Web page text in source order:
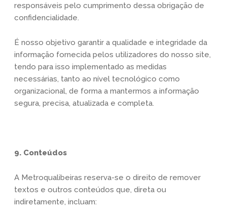
responsáveis pelo cumprimento dessa obrigação de
confidencialidade.
É nosso objetivo garantir a qualidade e integridade da
informação fornecida pelos utilizadores do nosso site,
tendo para isso implementado as medidas
necessárias, tanto ao nível tecnológico como
organizacional, de forma a mantermos a informação
segura, precisa, atualizada e completa.
9. Conteúdos
A Metroqualibeiras reserva-se o direito de remover
textos e outros conteúdos que, direta ou
indiretamente, incluam: